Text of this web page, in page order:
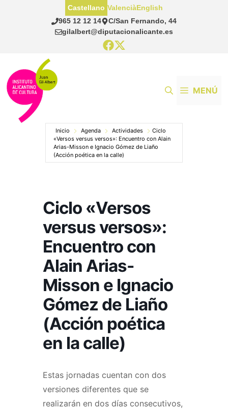
965 12 12 14
C/San Fernando, 44
gilalbert@diputacionalicante.es
Castellano ValenciàEnglish
MENÚ
Inicio Agenda Actividades
Ciclo
«Versos versus versos»: Encuentro con Alain
Arias-Misson e Ignacio Gómez de Liaño
(Acción poética en la calle)
Ciclo «Versos
versus versos»:
Encuentro con
Alain Arias-
Misson e Ignacio
Gómez de Liaño
(Acción poética
en la calle)
Estas jornadas cuentan con dos
versiones diferentes que se
realizarán en dos días consecutivos,